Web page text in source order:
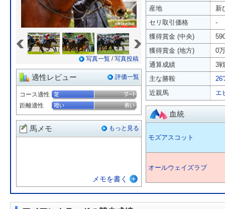
写真一覧 /写真投稿
適性レビュー 評価一覧
コース適性
距離適性
馬メモ もっと見る
メモを書く
産地
新
セリ取引価格
-
獲得賞金 (中央)
獲得賞金 (地方)
0
通算成績
3
主な勝鞍
近親馬
エ
血統
モズアスコット
オールウェイズラブ